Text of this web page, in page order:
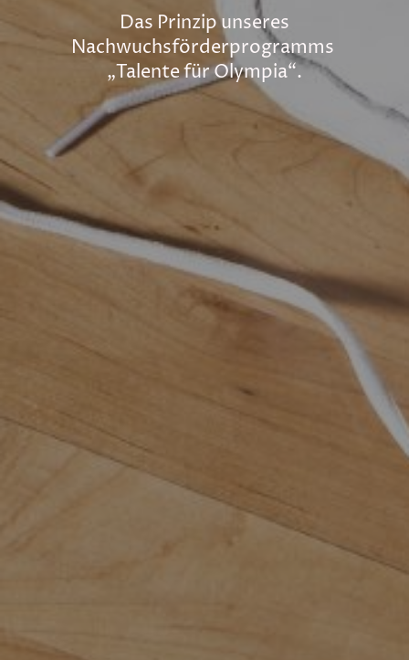
Das Prinzip unseres
Nachwuchsförderprogramms
„Talente für Olympia“.